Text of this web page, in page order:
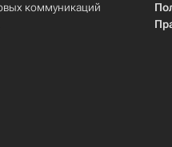
коммуникаций